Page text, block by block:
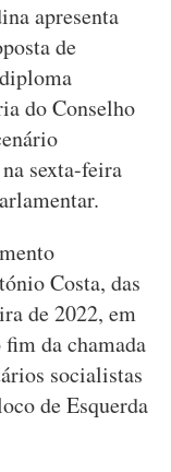
apresenta
de
do Conselho
sexta-feira
Costa, das
de 2022, em
da chamada
socialistas
de Esquerda